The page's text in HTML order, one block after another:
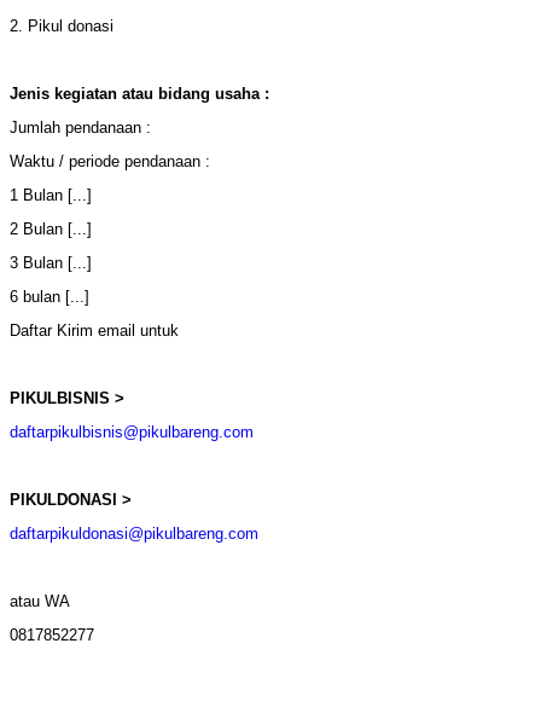
2. Pikul donasi
Jenis kegiatan atau bidang usaha :
Jumlah pendanaan :
Waktu / periode pendanaan :
1 Bulan [...]
2 Bulan [...]
3 Bulan [...]
6 bulan [...]
Daftar Kirim email untuk
PIKULBISNIS >
daftarpikulbisnis@pikulbareng.com
PIKULDONASI >
daftarpikuldonasi@pikulbareng.com
atau WA
0817852277